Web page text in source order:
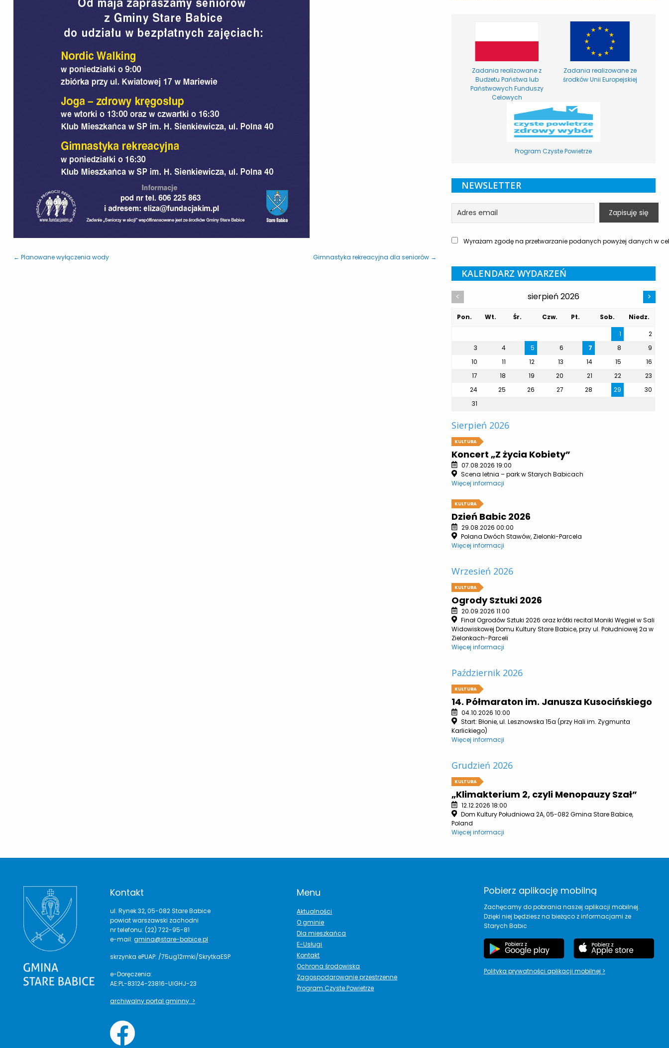
← Planowane wyłączenia wody Gimnastyka rekreacyjna dla seniorów →
Zadania realizowane z
Budżetu Państwa lub
Państwowych Funduszy
Celowych
Zadania realizowane ze
środków Unii Europejskiej
Program Czyste Powietrze
NEWSLETTER
Wyrażam zgodę na przetwarzanie podanych powyżej danych w
KALENDARZ WYDARZEŃ
< sierpień 2026 >
Pon. Wt. Śr. Czw. Pt. Sob.
Niedz.
1
2
3
4 5 6 7 8
9
10
11 12 13 14 15
16
17
18 19 20 21 22
23
24
25 26 27 28 29
30
31
Sierpień 2026
KULTURA
Koncert „Z życia Kobiety”
07.08.2026 19:00
Scena letnia – park w Starych Babicach
Więcej informacji
KULTURA
Dzień Babic 2026
29.08.2026 00:00
Polana Dwóch Stawów, Zielonki-Parcela
Więcej informacji
Wrzesień 2026
KULTURA
Ogrody Sztuki 2026
20.09.2026 11:00
Finał Ogrodów Sztuki 2026 oraz krótki recital Moniki Węgiel w Sali
Widowiskowej Domu Kultury Stare Babice, przy ul. Południowej 2a w
Zielonkach-Parceli
Więcej informacji
Październik 2026
KULTURA
14. Półmaraton im. Janusza Kusocińskiego
04.10.2026 10:00
Start: Błonie, ul. Lesznowska 15a (przy Hali im. Zygmunta
Karlickiego)
Więcej informacji
Grudzień 2026
KULTURA
„Klimakterium 2, czyli Menopauzy Szał”
12.12.2026 18:00
Dom Kultury Południowa 2A, 05-082 Gmina Stare Babice,
Poland
Więcej informacji
Kontakt
ul. Rynek 32, 05-082 Stare Babice
powiat warszawski zachodni
nr telefonu: (22) 722-95-81
e-mail:gmina@stare-babice.pl
skrzynka ePUAP: /75ug12rmki/SkrytkaESP
e-Doręczenia:
AE:PL-83124-23816-UIGHJ-23
archiwalny portal gminny >
Menu
Aktualności
O gminie
Dla mieszkańca
E-Usługi
Kontakt
Ochrona środowiska
Zagospodarowanie przestrzenne
Program Czyste Powietrze
Pobierz aplikację mobilną
Zachęcamy do pobrania naszej aplikacji mobilnej.
Dzięki niej będziesz na bieżąco z informacjami ze
Starych Babic
Polityka prywatności aplikacji mobilnej >